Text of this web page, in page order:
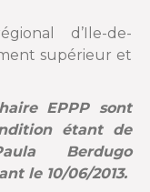
d’Ile-de-
supérieur et
EPPP sont
étant de
Berdugo
le 10/06/2013.